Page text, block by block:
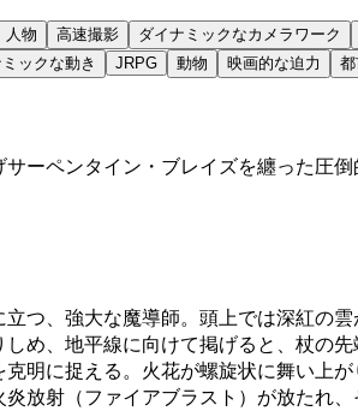
人物 高速撮影 ダイナミックなカメラワーク
ックな動き JRPG 動物 映画的な迫力
ーペンタイン・ブレイズを纏った圧
つ、強大な魔導師。頭上では深紅の
め、地平線に向けて掲げると、杖の
明に捉える。火花が螺旋状に舞い上
放射（ファイアブラスト）が放たれ